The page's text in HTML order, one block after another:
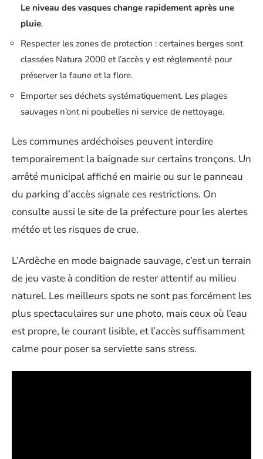
Le niveau des vasques change rapidement après une
pluie.
Respecter les zones de protection : certaines berges sont
classées Natura 2000 et l’accès y est réglementé pour
préserver la faune et la flore.
Emporter ses déchets systématiquement. Les plages
sauvages n’ont ni poubelles ni service de nettoyage.
Les communes ardéchoises peuvent interdire
temporairement la baignade sur certains tronçons. Un
arrêté municipal affiché en mairie ou sur le panneau
du parking d’accès signale ces restrictions. On
consulte aussi le site de la préfecture pour les alertes
météo et les risques de crue.
L’Ardèche en mode baignade sauvage, c’est un terrain
de jeu vaste à condition de rester attentif au milieu
naturel. Les meilleurs spots ne sont pas forcément les
plus spectaculaires sur une photo, mais ceux où l’eau
est propre, le courant lisible, et l’accès suffisamment
calme pour poser sa serviette sans stress.